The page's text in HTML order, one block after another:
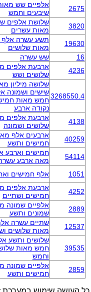
2675
אלפיים שש
שיבעים וחמש
3820
שלושת אלפים
מאות עשרים
19630
תשע עשרה
מאות שלושים
16
שש עשרה
4236
ארבעת אלפים
שלושים ושש
3268550.4
שלושה מיליון
שישים ושמונה
חמש מאות
נקודה ארבע
4138
ארבעת אלפים
שלושים ושמונה
40259
ארבעים אלף
חמישים ותשע
54114
חמישים וארבע
מאה ארבע
1051
אלף חמישים
4252
ארבעת אלפים
חמישים ושתיים
2889
אלפיים שמונה
שמונים ותשע
12537
שתיים עשרה
מאות שלושים
39535
שלושים ותשע
חמש מאות
וחמש
2859
אלפיים שמונה
חמישים ותשע